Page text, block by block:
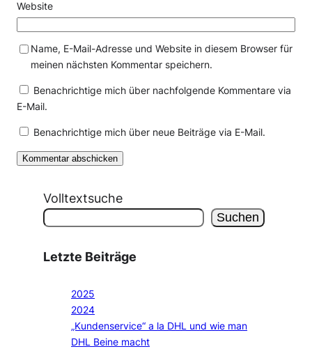
Website
Name, E-Mail-Adresse und Website in diesem Browser für
meinen nächsten Kommentar speichern.
Benachrichtige mich über nachfolgende Kommentare via
E-Mail.
Benachrichtige mich über neue Beiträge via E-Mail.
Volltextsuche
Suchen
Letzte Beiträge
2025
2024
„Kundenservice“ a la DHL und wie man
DHL Beine macht